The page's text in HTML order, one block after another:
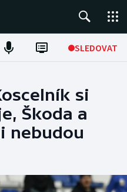
SLEDOVAT
si
Škoda a
nebudou